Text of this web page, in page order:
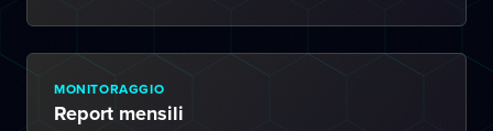
MONITORAGGIO
Report mensili